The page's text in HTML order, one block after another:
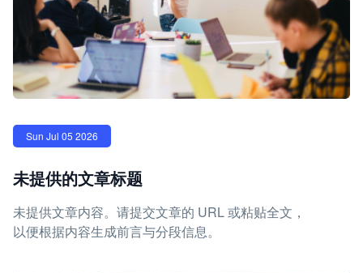
Sun Jul 05 2026
未提供的文章标题
未提供文章内容。请提交文章的 URL 或粘贴全文，
以便根据内容生成前言与分段信息。